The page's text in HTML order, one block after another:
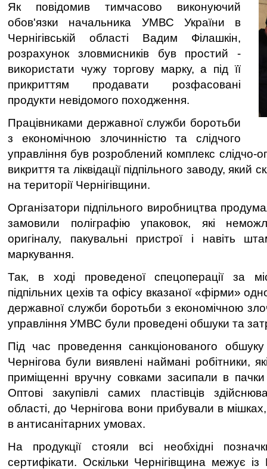
Як повідомив тимчасово виконуючий
обов'язки начальника УМВС України в
Чернігівській області Вадим Філашкін,
розрахунок зловмисників був простий -
використати чужу торгову марку, а під її
прикриттям продавати розфасовані
продукти невідомого походження.
Працівниками державної служби боротьби
з економічною злочинністю та слідчого
управління був розроблений комплекс слідчо-
викриття та ліквідації підпільного заводу, який
на території Чернігівщини.
Організатори підпільного виробництва
замовили поліграфію упаковок, які
оригіналу, пакувальні пристрої і навіть
маркування.
Так, в ході проведеної спецоперації за
підпільних цехів та офісу вказаної «фірми»
державної служби боротьби з економічною
управління УМВС були проведені обшуки та
Під час проведення санкціонованого
Чернігова були виявлені наймані робітники,
приміщенні вручну совками засипали в пачки
Оптові закупівлі самих пластівців
області, до Чернігова вони прибували в
в антисанітарних умовах.
На продукції стояли всі необхідні
сертифікати. Оскільки Чернігівщина межує